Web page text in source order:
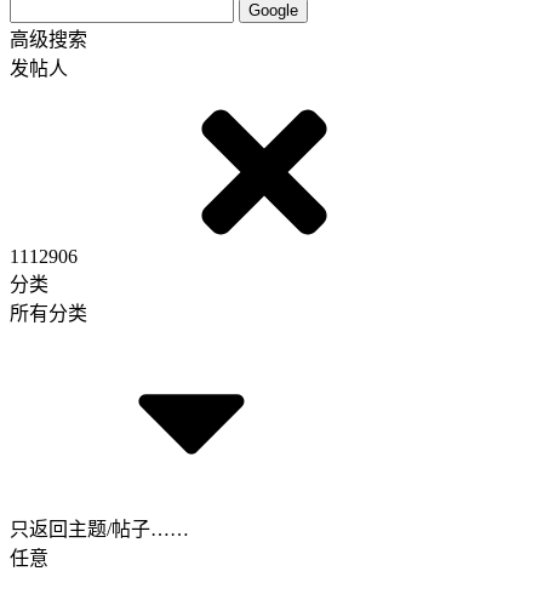
Google
高级搜索
发帖人
1112906
分类
所有分类
只返回主题/帖子……
任意